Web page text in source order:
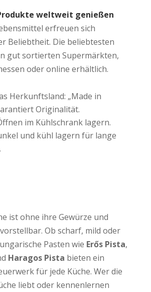
weltweit genießen
erfreuen sich
Beliebtheit. Die beliebtesten
gut sortierten Supermärkten,
oder online erhältlich.
Herkunftsland: „Made in
Originalität.
im Kühlschrank lagern.
und kühl lagern für lange
ist ohne ihre Gewürze und
Ob scharf, mild oder
Pasten wie Erős Pista,
Haragos Pista bieten ein
für jede Küche. Wer die
liebt oder kennenlernen